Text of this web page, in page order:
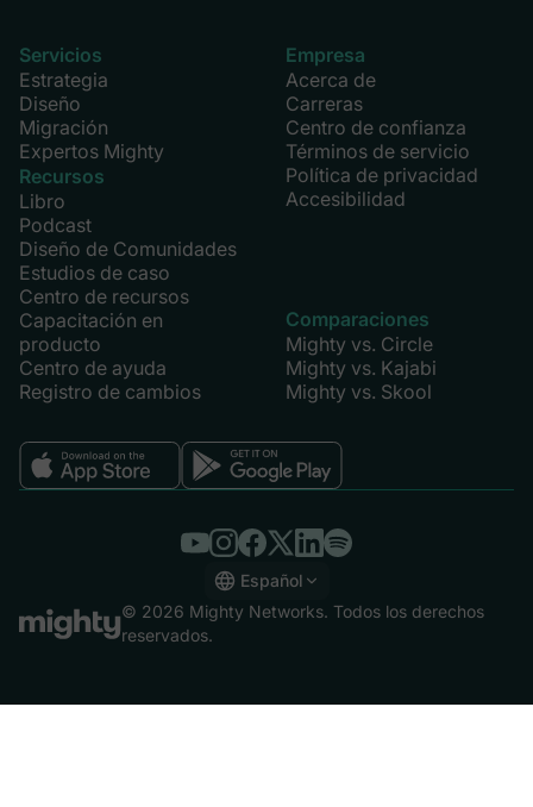
Servicios
Estrategia
Diseño
Migración
Expertos Mighty
Recursos
Libro
Podcast
Diseño de Comunidades
Estudios de caso
Centro de recursos
Capacitación en
producto
Centro de ayuda
Registro de cambios
Empresa
Acerca de
Carreras
Centro de confianza
Términos de servicio
Política de privacidad
Accesibilidad
Comparaciones
Mighty vs. Circle
Mighty vs. Kajabi
Mighty vs. Skool
Español
English
Español
© 2026 Mighty Networks. Todos los derechos
reservados.